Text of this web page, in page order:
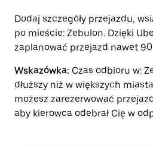
Dodaj szczegóły przejazdu,
po mieście: Zebulon. Dzięki
zaplanować przejazd nawet
Wskazówka: Czas odbioru w:
dłuższy niż w większych
możesz zarezerwować
aby kierowca odebrał Cię w